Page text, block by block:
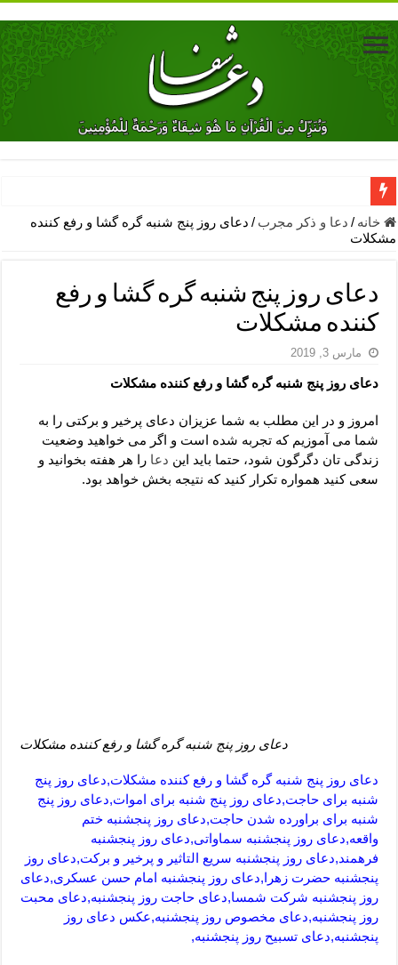
دعای جلب محبت فوری معشوق – دعای جلب محبت شوهر
معجزات دعای یا من اظهر الجمیل – دعای یا من اظهر الجمیل برای
مهم ترین اذکار الهی و فضیلت آن ها – ذکر مخصوص مستجاب الدعوه
لا حول ولا قوة الا بالله برای چشم زخم – دعای چشم زخم ماشاالله
دعای قوی رفع ترس – دعای مجرب برای آرامش قلب و رفع اضطراب
دعا برای پولدار شدن در یک روز – دعای ثروت حضرت سلیمان
خانه / دعا و ذکر مجرب / دعای روز پنج شنبه گره گشا و رفع کننده
مشکلات
دعای روز پنج شنبه گره گشا و رفع
کننده مشکلات
مارس 3, 2019
دعای روز پنج شنبه گره گشا و رفع کننده مشکلات
امروز و در این مطلب به شما عزیزان دعای پرخیر و برکتی را به
شما می آموزیم که تجربه شده است و اگر می خواهید وضعیت
زندگی تان دگرگون شود، حتما باید این دعا را هر هفته بخوانید و
سعی کنید همواره تکرار کنید که نتیجه بخش خواهد بود.
دعای روز پنج شنبه گره گشا و رفع کننده مشکلات
دعای روز پنج شنبه گره گشا و رفع کننده مشکلات,دعای روز پنج
شنبه برای حاجت,دعای روز پنج شنبه برای اموات,دعای روز پنج
شنبه برای براورده شدن حاجت,دعای روز پنجشنبه ختم
واقعه,دعای روز پنجشنبه سماواتی,دعای روز پنجشنبه
فرهمند,دعای روز پنجشنبه سریع التاثیر و پرخیر و برکت,دعای روز
پنجشنبه حضرت زهرا,دعای روز پنجشنبه امام حسن عسکری,دعای
روز پنجشنبه شرکت شمسا,دعای حاجت روز پنجشنبه,دعای محبت
روز پنجشنبه,دعای مخصوص روز پنجشنبه,عکس دعای روز
پنجشنبه,دعای تسبیح روز پنجشنبه,